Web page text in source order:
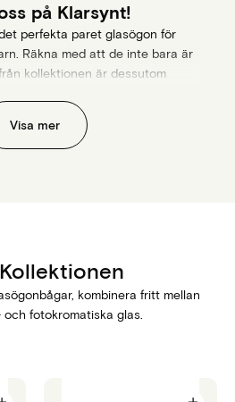
på Klarsynt!
perfekta paret glasögon för
Räkna med att de inte bara är
kollektionen är dessutom
i unga år kan vara extra
sortiment med
optiker för att boka en tid,
om glasögon till barn!
Visa mer
kombinera fritt mellan
fotokromatiska glas.